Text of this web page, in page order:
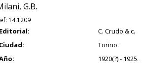
G.B.
14.1209
Editorial:
C. Crudo & c.
Ciudad:
Torino.
1920(?) - 1925.